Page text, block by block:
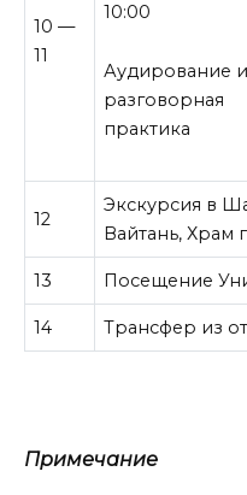
10 —
11
10:00
Аудирование и
разговорная
практика
12
Экскурсия в
Вайтань, Храм
13 Посещение
14 Трансфер из
Примечание